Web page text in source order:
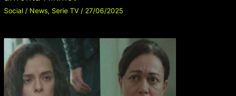
Social / News, Serie TV / 27/06/2025